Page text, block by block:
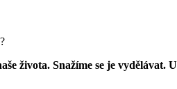
života. Snažíme se je vydělávat.